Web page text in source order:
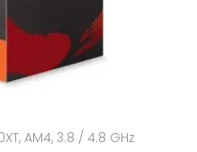
AM4, 3.8 / 4.8 GHz